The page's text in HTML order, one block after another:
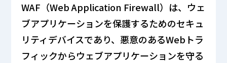
WAF（Web Application Firewall）は、ウェ
ブアプリケーションを保護するためのセキュ
リティデバイスであり、悪意のあるWebトラ
フィックからウェブアプリケーションを守る